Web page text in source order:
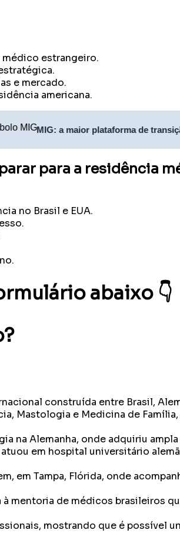
estrangeiro.
e mercado.
americana.
a maior plataforma de transição
para a residência
no Brasil e EUA.
abaixo 👇
construída entre Brasil,
Mastologia e Medicina de
na Alemanha, onde adquiriu
em hospital universitário
em Tampa, Flórida, onde
mentoria de médicos brasileiros
mostrando que é possível